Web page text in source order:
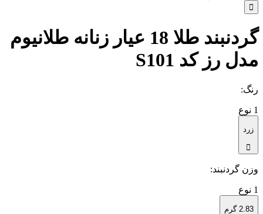
گردنبند طلا 18 عیار زنانه طلانیوم
مدل رز کد S101
رنگ:
1 نوع
زرد
وزن گردنبند:
1 نوع
2.83 گرم